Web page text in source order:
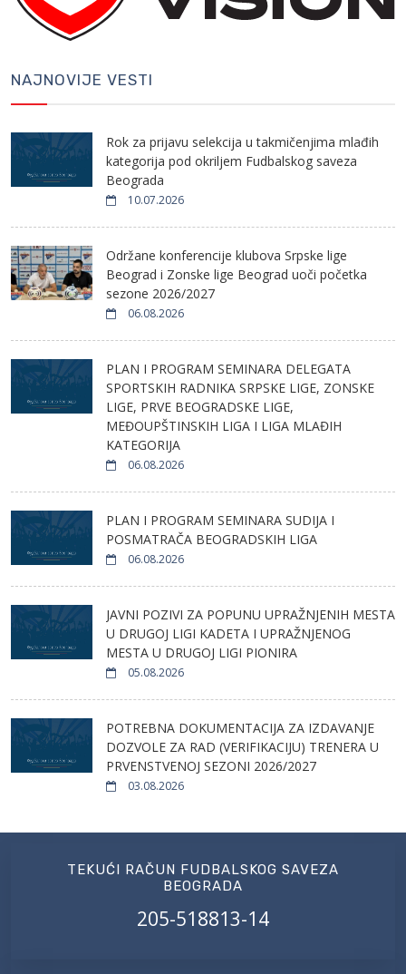
NAJNOVIJE VESTI
Rok za prijavu selekcija u takmičenjima mlađih
kategorija pod okriljem Fudbalskog saveza
Beograda
10.07.2026
Održane konferencije klubova Srpske lige
Beograd i Zonske lige Beograd uoči početka
sezone 2026/2027
06.08.2026
PLAN I PROGRAM SEMINARA DELEGATA
SPORTSKIH RADNIKA SRPSKE LIGE, ZONSKE
LIGE, PRVE BEOGRADSKE LIGE,
MEĐOUPŠTINSKIH LIGA I LIGA MLAĐIH
KATEGORIJA
06.08.2026
PLAN I PROGRAM SEMINARA SUDIJA I
POSMATRAČA BEOGRADSKIH LIGA
06.08.2026
JAVNI POZIVI ZA POPUNU UPRAŽNJENIH MESTA
U DRUGOJ LIGI KADETA I UPRAŽNJENOG
MESTA U DRUGOJ LIGI PIONIRA
05.08.2026
POTREBNA DOKUMENTACIJA ZA IZDAVANJE
DOZVOLE ZA RAD (VERIFIKACIJU) TRENERA U
PRVENSTVENOJ SEZONI 2026/2027
03.08.2026
TEKUĆI RAČUN FUDBALSKOG SAVEZA
BEOGRADA
205-518813-14